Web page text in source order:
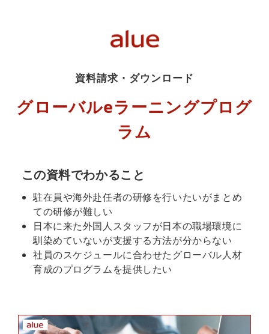
資料請求・ダウンロード
グローバルeラーニングプログ
ラム
この資料でわかること
駐在員や海外赴任者の研修を行いたいがまとめ
ての研修が難しい
日本に来た外国人スタッフが日本の職場環境に
馴染めていないが支援する方法が分からない
社員のスケジュールに合わせたグローバル人材
育成のプログラムを提供したい